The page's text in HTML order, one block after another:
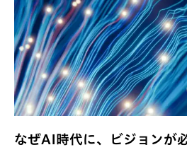
なぜAI時代に、ビジョンが